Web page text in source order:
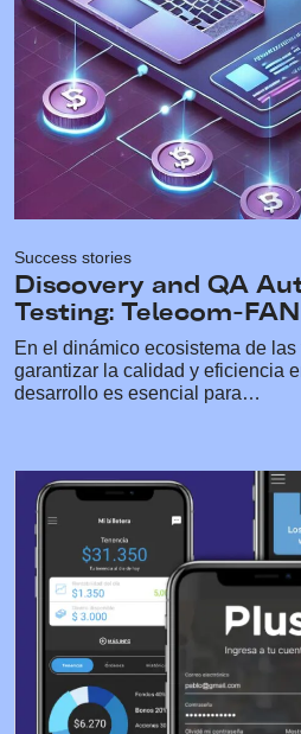
Success stories
Discovery and QA
Testing: Telecom-FAN
En el dinámico ecosistema de
garantizar la calidad y eficiencia
desarrollo es esencial para…